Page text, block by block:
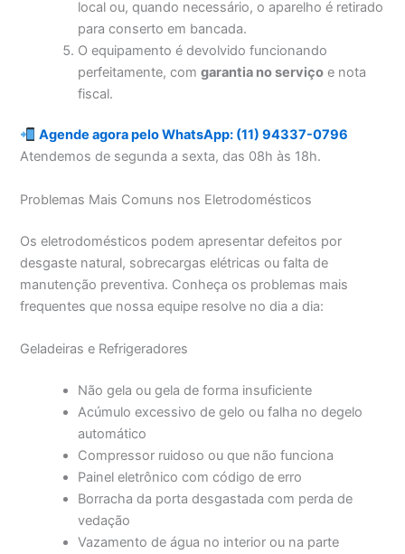
local ou, quando necessário, o aparelho é retirado
para conserto em bancada.
O equipamento é devolvido funcionando
perfeitamente, comgarantia no serviço e nota
fiscal.
Agende agora pelo WhatsApp: (11) 94337-0796
Atendemos de segunda a sexta, das 08h às 18h.
Problemas Mais Comuns nos Eletrodomésticos
Os eletrodomésticos podem apresentar defeitos por
desgaste natural, sobrecargas elétricas ou falta de
manutenção preventiva. Conheça os problemas mais
frequentes que nossa equipe resolve no dia a dia:
Geladeiras e Refrigeradores
Não gela ou gela de forma insuficiente
Acúmulo excessivo de gelo ou falha no degelo
automático
Compressor ruidoso ou que não funciona
Painel eletrônico com código de erro
Borracha da porta desgastada com perda de
vedação
Vazamento de água no interior ou na parte